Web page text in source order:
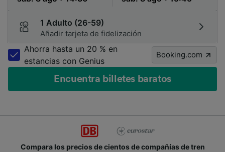
1 Adulto (26-59)
Añadir tarjeta de fidelización
Ahorra hasta un 20 % en
estancias con Genius
Booking.com
Encuentra billetes baratos
Compara los precios de cientos de compañías de tren